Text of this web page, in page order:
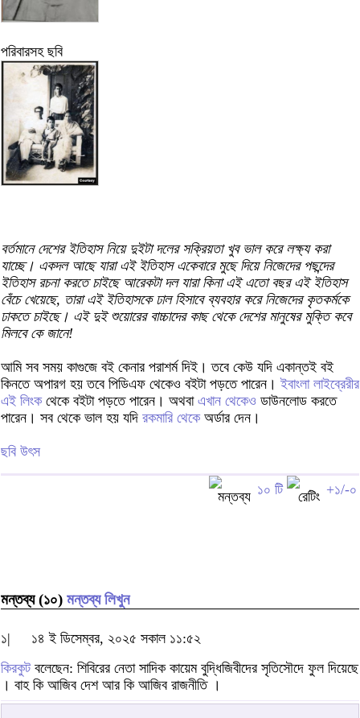
পরিবারসহ ছবি
বর্তমানে দেশের ইতিহাস নিয়ে দুইটা দলের সক্রিয়তা খুব ভাল করে লক্ষ্য করা
যাচ্ছে। একদল আছে যারা এই ইতিহাস একেবারে মুছে দিয়ে নিজেদের পছন্দের
ইতিহাস রচনা করতে চাইছে আরেকটা দল যারা কিনা এই এতো বছর এই ইতিহাস
বেঁচে খেয়েছে, তারা এই ইতিহাসকে ঢাল হিসাবে ব্যবহার করে নিজেদের কৃতকর্মকে
ঢাকতে চাইছে। এই দুই শুয়োরের বাচ্চাদের কাছ থেকে দেশের মানুষের মুক্তি কবে
মিলবে কে জানে!
আমি সব সময় কাগুজে বই কেনার পরাশর্ম দিই। তবে কেউ যদি একান্তই বই
কিনতে অপারগ হয় তবে পিডিএফ থেকেও বইটা পড়তে পারেন।ইবাংলা লাইব্রেরীর
এই লিংকথেকে বইটা পড়তে পারেন। অথবা এখান থেকেও ডাউনলোড করতে
পারেন। সব থেকে ভাল হয় যদি রকমারি থেকেঅর্ডার দেন।
ছবি উৎস
১০ টি +১/-০
মন্তব্য (১০) মন্তব্য লিখুন
১|
১৪ ই ডিসেম্বর, ২০২৫ সকাল ১১:৫২
কিরকুটবলেছেন: শিবিরের নেতা সাদিক কায়েম বুদ্ধিজিবীদের সৃতিসৌদে ফুল দিয়েছে
। বাহ কি আজিব দেশ আর কি আজিব রাজনীতি ।